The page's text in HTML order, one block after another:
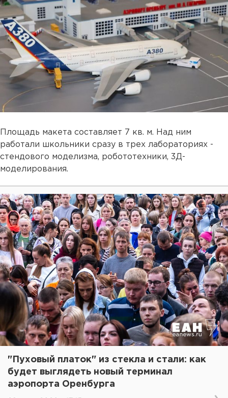
Площадь макета составляет 7 кв. м. Над ним
работали школьники сразу в трех лабораториях -
стендового моделизма, робототехники, 3Д-
моделирования.
"Пуховый платок" из стекла и стали: как
будет выглядеть новый терминал
аэропорта Оренбурга